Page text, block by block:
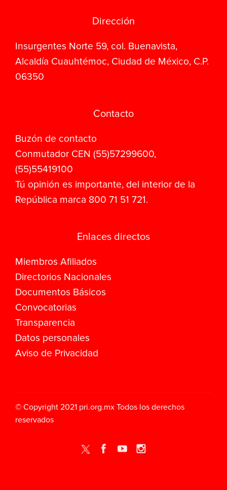
Dirección
Insurgentes Norte 59, col. Buenavista,
Alcaldía Cuauhtémoc, Ciudad de México, C.P.
06350
Contacto
Buzón de contacto
Conmutador CEN (55)57299600,
(55)55419100
Tú opinión es importante, del interior de la
República marca 800 71 51 721.
Enlaces directos
Miembros Afiliados
Directorios Nacionales
Documentos Básicos
Convocatorias
Transparencia
Datos personales
Aviso de Privacidad
© Copyright 2021 pri.org.mx Todos los derechos
reservados